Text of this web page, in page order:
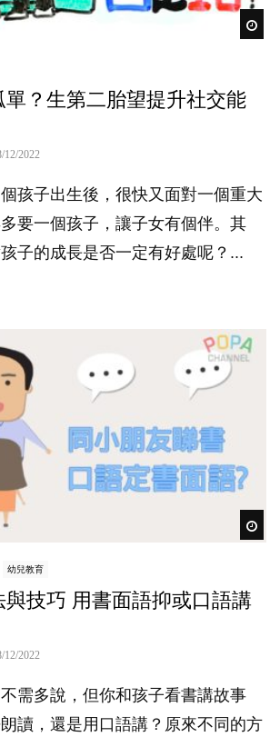
？生第二胎望提升社交能
12/2022
孩子出生後，很快又面對一個重大
要一個孩子，讓子女有個伴。其
子的成長是否一定有好處呢？...
幼兒教育
技巧 用書面語抑或口語講
12/2022
需多說，但你和孩子看書講故事
讀，還是用口語講？原來不同的方